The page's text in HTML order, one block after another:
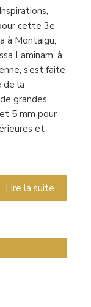
cette 3e
à Montaigu,
Laminam, à
s’est faite
de la
grandes
5 mm pour
et
Lire la suite